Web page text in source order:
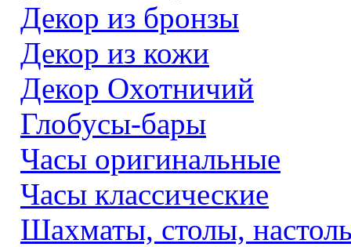
Декор из бронзы
Декор из кожи
Декор Охотничий
Глобусы-бары
Часы оригинальные
Часы классические
Шахматы, столы,